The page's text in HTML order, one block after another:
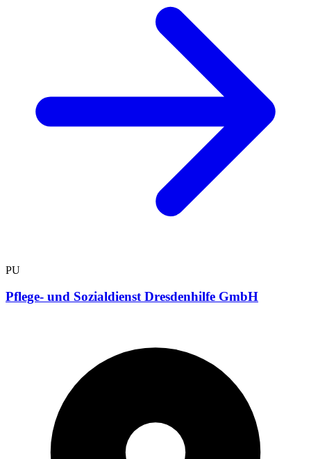
PU
Pflege- und Sozialdienst Dresdenhilfe GmbH